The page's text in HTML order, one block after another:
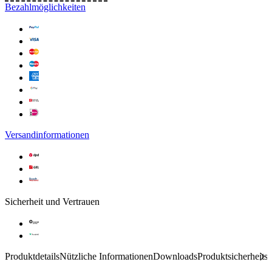
Bezahlmöglichkeiten
Versandinformationen
Sicherheit und Vertrauen
ProduktdetailsNützliche InformationenDownloads